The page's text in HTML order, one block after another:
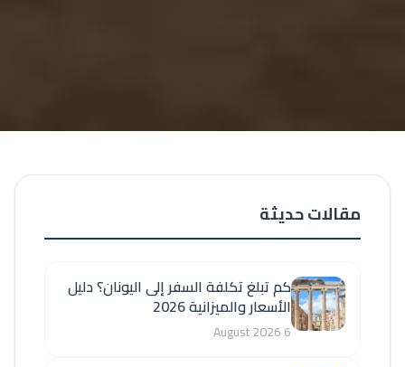
مقالات حديثة
كم تبلغ تكلفة السفر إلى اليونان؟ دليل
الأسعار والميزانية 2026
6 August 2026